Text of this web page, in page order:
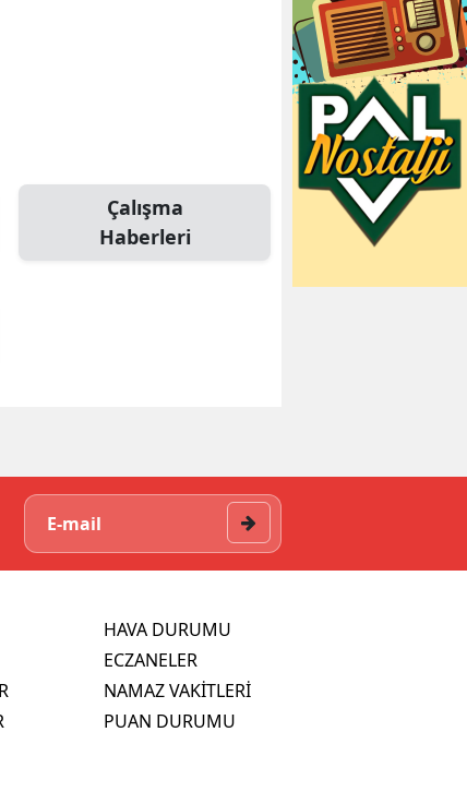
Çalışma
Haberleri
HAVA DURUMU
ECZANELER
NAMAZ VAKİTLERİ
PUAN DURUMU